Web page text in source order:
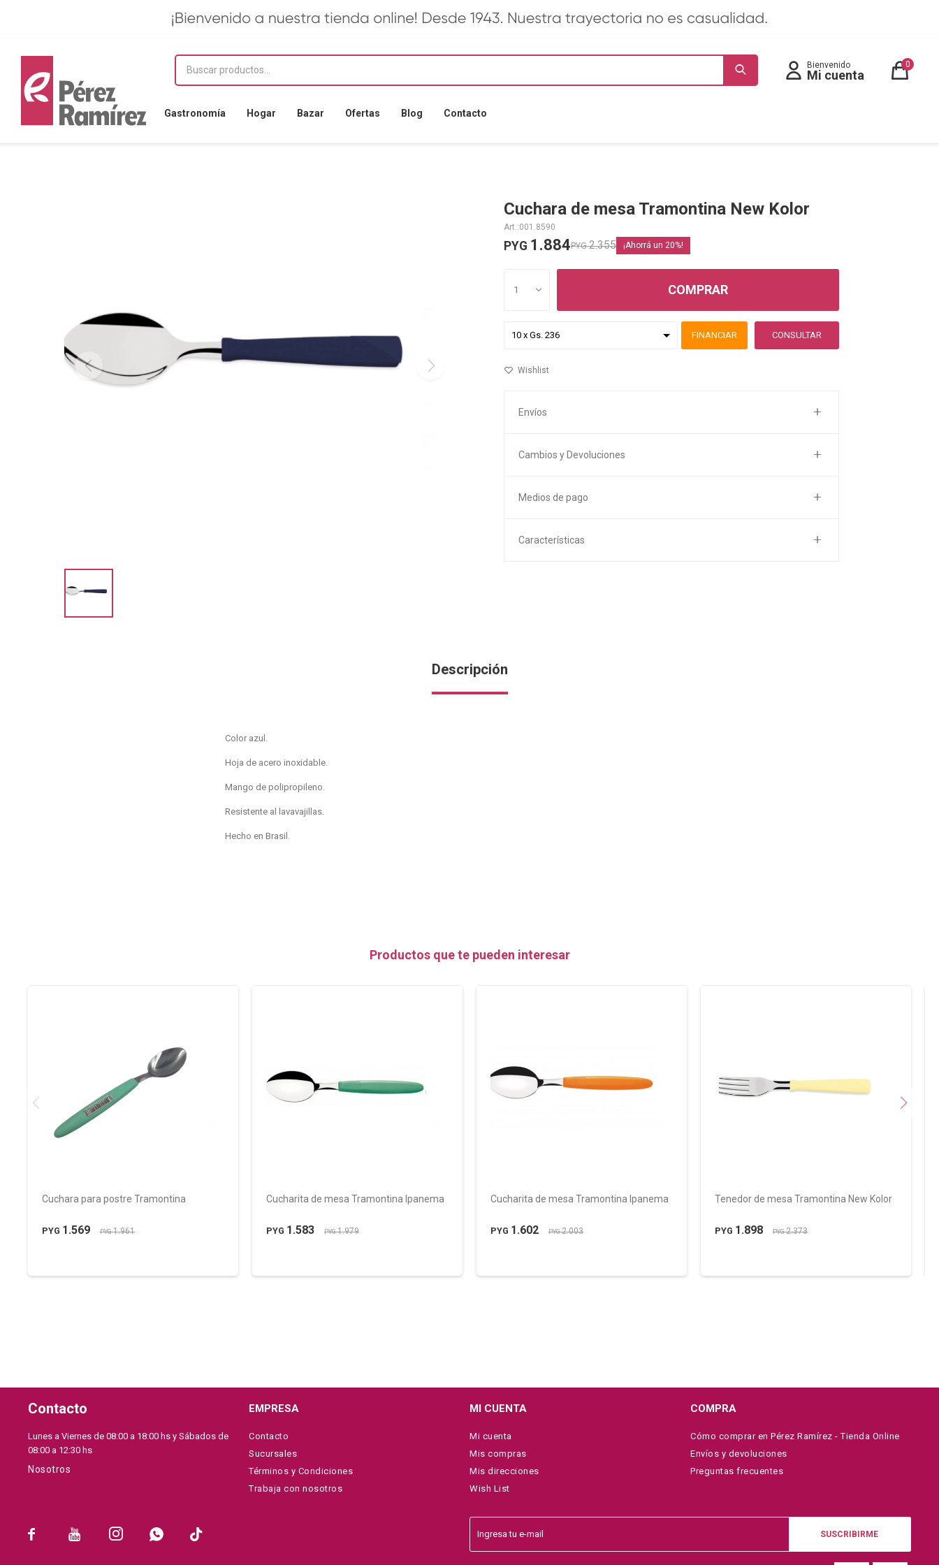
Gastronomía Hogar Bazar Ofertas Blog Contacto
0
Cuchara de mesa Tramontina New Kolor
001.8590
PYG 1.884PYG 2.355 20
1 COMPRAR
FINANCIAR CONSULTAR
Envíos
Cambios y Devoluciones
Medios de pago
Características
Descripción
Color azul.
Hoja de acero inoxidable.
Mango de polipropileno.
Resistente al lavavajillas.
Hecho en Brasil.
Productos que te pueden interesar
Cuchara para postre Tramontina
PYG 1.569 PYG1.961
Cucharita de mesa Tramontina Ipanema
PYG 1.583 PYG1.979
Cucharita de mesa Tramontina Ipanema
PYG 1.602 PYG2.003
Tenedor de mesa Tramontina New Kolor
PYG 1.898 PYG2.373
     SUSCRIBIRME
Contacto
Lunes a Viernes de 08:00 a 18:00 hs y Sábados de
08:00 a 12:30 hs
Nosotros
EMPRESA
Contacto
Sucursales
Términos y Condiciones
Trabaja con nosotros
COMPRA
Cómo comprar en Pérez Ramírez - Tienda Online
Envíos y devoluciones
Preguntas frecuentes
MI CUENTA
Mi cuenta
Mis compras
Mis direcciones
Wish List